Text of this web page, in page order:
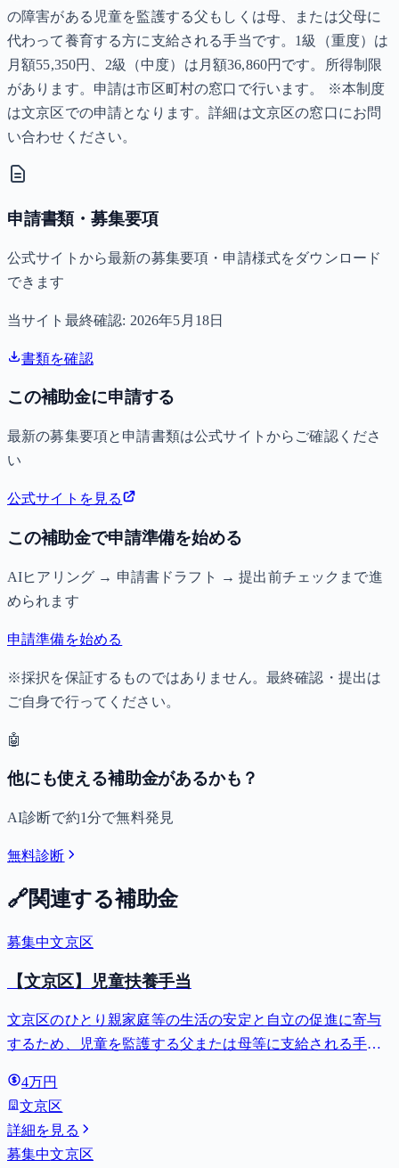
の障害がある児童を監護する父もしくは母、または父母に
代わって養育する方に支給される手当です。1級（重度）は
月額55,350円、2級（中度）は月額36,860円です。所得制限
があります。申請は市区町村の窓口で行います。 ※本制度
は文京区での申請となります。詳細は文京区の窓口にお問
い合わせください。
申請書類・募集要項
公式サイトから最新の募集要項・申請様式をダウンロード
できます
当サイト最終確認: 2026年5月18日
書類を確認
この補助金に申請する
最新の募集要項と申請書類は公式サイトからご確認くださ
い
公式サイトを見る
この補助金で申請準備を始める
AIヒアリング → 申請書ドラフト → 提出前チェックまで進
められます
申請準備を始める
※採択を保証するものではありません。最終確認・提出は
ご自身で行ってください。
🤖
他にも使える補助金があるかも？
AI診断で約1分で無料発見
無料診断
🔗関連する補助金
募集中文京区
【文京区】児童扶養手当
文京区のひとり親家庭等の生活の安定と自立の促進に寄与
するため、児童を監護する父または母等に支給される手
4万円
文京区
詳細を見る
募集中文京区